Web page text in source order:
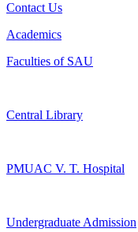
Contact Us
Academics
Faculties of SAU
Central Library
PMUAC V. T. Hospital
Undergraduate Admission